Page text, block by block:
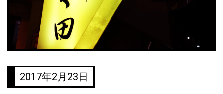
2017年2月23日